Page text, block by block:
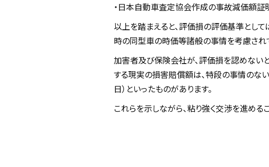
・日本自動車査定協会作成の事故減価額証
以上を踏まえると、評価損の評価基準とし
時の同型車の時価等諸般の事情を考慮され
加害者及び保険会社が、評価損を認めない
する現実の損害賠償額は、特段の事情のな
日）といったものがあります。
これらを示しながら、粘り強く交渉を進める